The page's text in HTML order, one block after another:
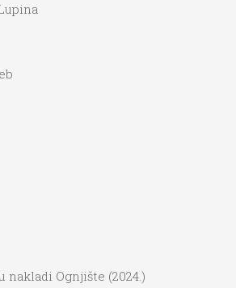
nakladi Ognjište (2024.)